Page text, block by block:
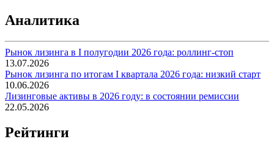
Аналитика
Рынок лизинга в I полугодии 2026 года: роллинг-стоп
13.07.2026
Рынок лизинга по итогам I квартала 2026 года: низкий старт
10.06.2026
Лизинговые активы в 2026 году: в состоянии ремиссии
22.05.2026
Рейтинги